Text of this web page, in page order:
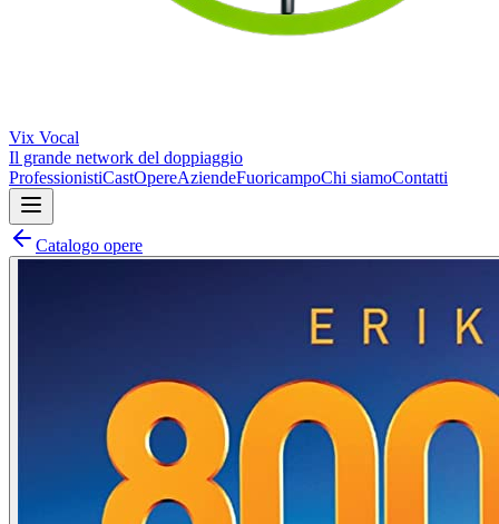
Vix Vocal
Il grande network del doppiaggio
ProfessionistiCastOpereAziendeFuoricampoChi siamoContatti
Catalogo opere